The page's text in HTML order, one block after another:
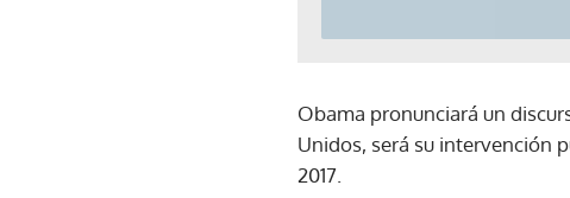
Obama pronunciará un
Unidos, será su intervención
2017.